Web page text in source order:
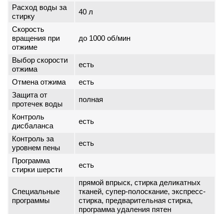
Расход воды за
стирку
40 л
Скорость
вращения при
отжиме
до 1000 об/мин
Выбор скорости
отжима
есть
Отмена отжима
есть
Защита от
протечек воды
полная
Контроль
дисбаланса
есть
Контроль за
уровнем пены
есть
Программа
стирки шерсти
есть
Специальные
программы
прямой впрыск, стирка деликатных
тканей, супер-полоскание, экспресс-
стирка, предварительная стирка,
программа удаления пятен